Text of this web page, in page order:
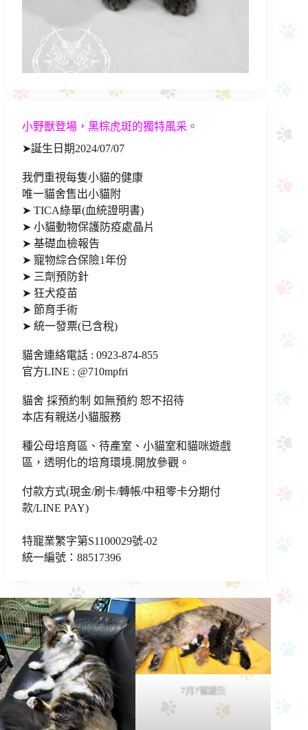
小野獸登場，黑棕虎斑的獨特風采。
➤誕生日期2024/07/07
我們重視每隻小貓的健康
唯一貓舍售出小貓附
➤ TICA綠單(血統證明書)
➤ 小貓動物保護防疫處晶片
➤ 基礎血檢報告
➤ 寵物綜合保險1年份
➤ 三劑預防針
➤ 狂犬疫苗
➤ 節育手術
➤ 統一發票(已含稅)
貓舍連絡電話 : 0923-874-855
官方LINE : @710mpfri
貓舍 採預約制 如無預約 恕不招待
本店有親送小貓服務
種公母培育區、待產室、小貓室和貓咪遊戲
區，透明化的培育環境.開放參觀。
付款方式(現金/刷卡/轉帳/中租零卡分期付
款/LINE PAY)
特寵業繁字第S1100029號-02
統一編號：88517396
7月7號誕生